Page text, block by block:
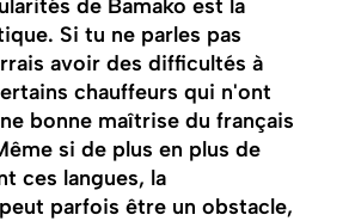
de Bamako est la
Si tu ne parles pas
avoir des difficultés à
chauffeurs qui n'ont
bonne maîtrise du français
si de plus en plus de
ces langues, la
parfois être un obstacle,